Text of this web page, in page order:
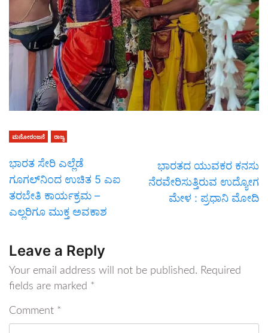
ಮನೋರಂಜನೆ ರಾಜ್ಯ
ಭಾರತ ಸೇರಿ ಎಲ್ಲೆಡೆ
ಗೂಗಲ್‌ನಿಂದ ಉಚಿತ 5 ಎಐ
ತರಬೇತಿ ಕಾರ್ಯಕ್ರಮ –
ಎಲ್ಲರಿಗೂ ಮುಕ್ತ ಅವಕಾಶ
ಭಾರತದ ಯುವಕರ ಕನಸು
ನೆರವೇರಿಸುತ್ತಿರುವ ಉದ್ಯೋಗ
ಮೇಳ : ಪ್ರಧಾನಿ ಮೋದಿ
Leave a Reply
Your email address will not be published. Required
fields are marked *
Comment *